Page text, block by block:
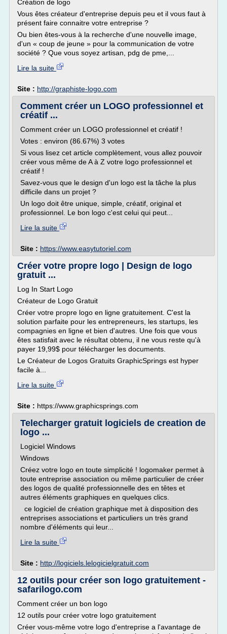
Création de logo
Vous êtes créateur d'entreprise depuis peu et il vous faut à
présent faire connaitre votre entreprise ?
Ou bien êtes-vous à la recherche d'une nouvelle image,
d'un « coup de jeune » pour la communication de votre
société ? Que vous soyez artisan, pdg de pme,...
Lire la suite
Site : http://graphiste-logo.com
Comment créer un LOGO professionnel et
créatif ...
Comment créer un LOGO professionnel et créatif !
Votes : environ (86.67%) 3 votes
Si vous lisez cet article complètement, vous allez pouvoir
créer vous même de A à Z votre logo professionnel et
créatif !
Savez-vous que le design d'un logo est la tâche la plus
difficile dans un projet ?
Un logo doit être unique, simple, créatif, original et
professionnel. Le bon logo c'est celui qui peut...
Lire la suite
Site : https://www.easytutoriel.com
Créer votre propre logo | Design de logo
gratuit ...
Log In Start Logo
Créateur de Logo Gratuit
Créer votre propre logo en ligne gratuitement. C'est la
solution parfaite pour les entrepreneurs, les startups, les
compagnies en ligne et bien d'autres. Une fois que vous
êtes satisfait avec le résultat obtenu, il ne vous reste qu'à
payer 19,99$ pour télécharger les documents.
Le Créateur de Logos Gratuits GraphicSprings est hyper
facile à...
Lire la suite
Site : https://www.graphicsprings.com
Telecharger gratuit logiciels de creation de
logo ...
Logiciel Windows
Windows
Créez votre logo en toute simplicité ! logomaker permet à
toute entreprise association ou même particulier de créer
des logos de qualité professionnelle des en têtes et
autres éléments graphiques en quelques clics.
ce logiciel de création graphique met à disposition des
entreprises associations et particuliers un très grand
nombre d'éléments qui leur...
Lire la suite
Site : http://logiciels.lelogicielgratuit.com
12 outils pour créer son logo gratuitement -
safarilogo.com
Comment créer un bon logo
12 outils pour créer votre logo gratuitement
Créer vous-même votre logo d'entreprise a l'avantage de